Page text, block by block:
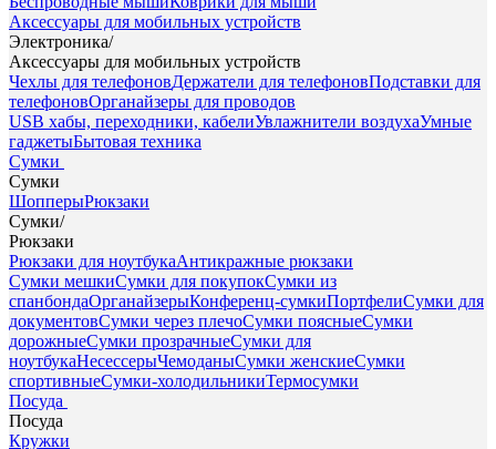
Аксессуары для мобильных устройств
Электроника/
Аксессуары для мобильных устройств
Чехлы для телефоновДержатели для телефоновПодставки для
телефоновОрганайзеры для проводов
USB хабы, переходники, кабелиУвлажнители воздухаУмные
гаджетыБытовая техника
Сумки
Сумки
ШопперыРюкзаки
Сумки/
Рюкзаки
Рюкзаки для ноутбукаАнтикражные рюкзаки
Сумки мешкиСумки для покупокСумки из
спанбондаОрганайзерыКонференц-сумкиПортфелиСумки для
документовСумки через плечоСумки поясныеСумки
дорожныеСумки прозрачныеСумки для
ноутбукаНесессерыЧемоданыСумки женскиеСумки
спортивныеСумки-холодильникиТермосумки
Посуда
Посуда
Кружки